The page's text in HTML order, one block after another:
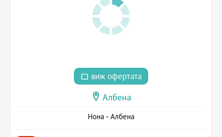
виж офертата
Албена
Нона - Албена